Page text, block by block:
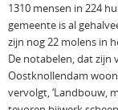
1310 mensen in 224
gemeente is al
zijn nog 22 molens in
De notabelen, dat zijn
Oostknollendam
vervolgt, ‘Landbouw,